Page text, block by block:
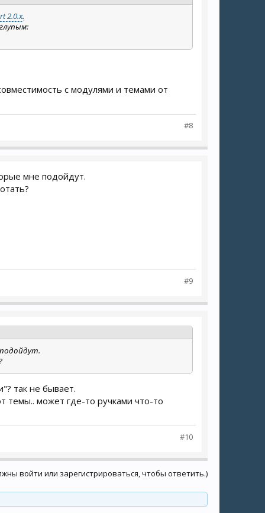
2.0.x.
с модулями и темами от
#8
мне подойдут.
#9
так не бывает.
темы.. может где-то ручками что-то
#10
войти или зарегистрироваться, чтобы ответить.)